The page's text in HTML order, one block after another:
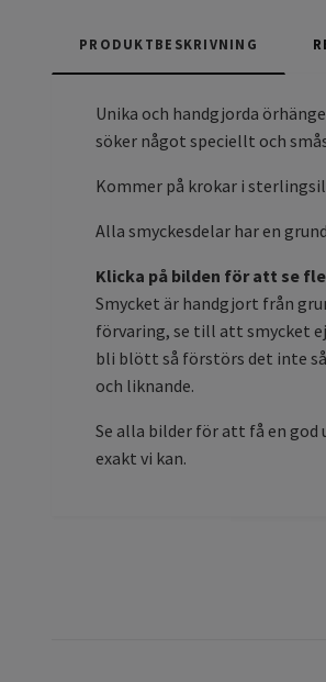
PRODUKTBESKRIVNING
Unika och handgjorda
söker något speciellt och
Kommer på krokar i
Alla smyckesdelar har en
Klicka på bilden för att se
Smycket är handgjort från
förvaring, se till att smycket
bli blött så förstörs det inte
och liknande.
Se alla bilder för att få en
exakt vi kan.